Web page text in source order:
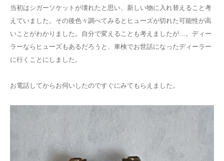
当初はシガーソケットが壊れたと思い、新しい物に入れ替えること考
えていました。その後色々調べてみるとヒューズが切れた可能性が高
いことがわかりました。自分で変えることも考えましたが…。ディー
ラーならヒューズもあるだろうと、車検でお世話になったディーラー
に行くことにしました。
お電話してからお伺いしたのですぐにみてもらえました。